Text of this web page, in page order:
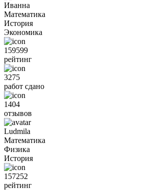
Иванна
Математика
История
Экономика
159599
рейтинг
3275
работ сдано
1404
отзывов
Ludmila
Математика
Физика
История
157252
рейтинг